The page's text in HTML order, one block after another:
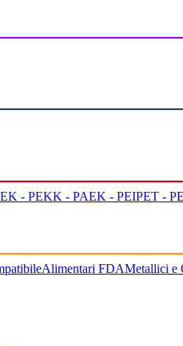
- PEKK - PAEK - PEIPET -
Alimentari FDAMetallici e